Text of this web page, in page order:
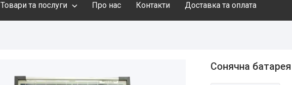
Товари та послуги Про нас Контакти Доставка та оплата
Сонячна